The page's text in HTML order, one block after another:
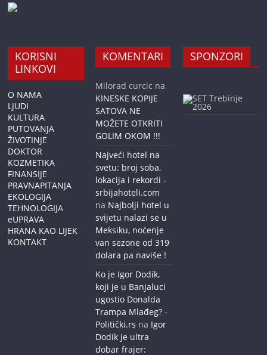
KORISNI
LINKOVI
O NAMA
LJUDI
KULTURA
PUTOVANJA
ŽIVOTINJE
DOKTOR
KOZMETIKA
FINANSIJE
PRAVNAPITANJA
EKOLOGIJA
TEHNOLOGIJA
eUPRAVA
HRANA KAO LIJEK
KONTAKT
KOMENTARI
Milorad curcic na
KINESKE KOPIJE
SATOVA NE
MOŽETE OTKRITI
GOLIM OKOM !!!
Najveći hotel na
svetu: broj soba,
lokacija i rekordi -
srbijahoteli.com
na Najbolji hotel u
svijetu nalazi se u
Meksiku, noćenje
van sezone od 319
dolara pa naviše !
Ko je Igor Dodik,
koji je u Banjaluci
ugostio Donalda
Trampa Mlađeg? -
Politički.rs na Igor
Dodik je ultra
dobar frajer:
SPONZORI